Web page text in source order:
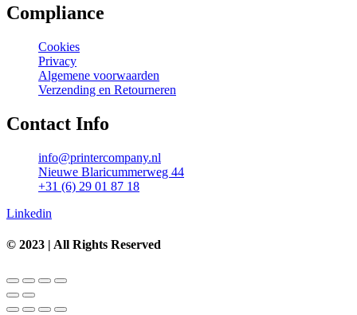
Compliance
Cookies
Privacy
Algemene voorwaarden
Verzending en Retourneren
Contact Info
info@printercompany.nl
Nieuwe Blaricummerweg 44
+31 (6) 29 01 87 18
Linkedin
© 2023 | All Rights Reserved